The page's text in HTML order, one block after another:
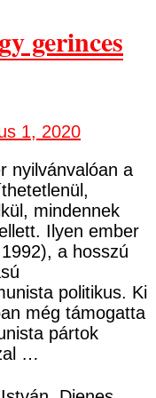
gerinces
1, 2020
nyilvánvalóan a
mindennek
Ilyen ember
a hosszú
politikus. Ki
még támogatta
pártok
…